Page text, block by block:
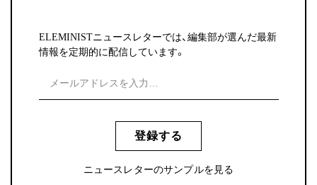
ELEMINISTニュースレターでは、編集部が選んだ最新
情報を定期的に配信しています。
登録する
ニュースレターのサンプルを見る